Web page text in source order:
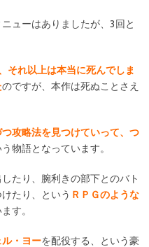
ューはありましたが、3回と
それ以上は本当に死んでしま
のですが、本作は死ぬことさえ
攻略法を見つけていって、つ
う物語となっています。
たり、腕利きの部下とのバト
たり、という ＲＰＧのような
す。
ル・ヨーを配役する、という豪